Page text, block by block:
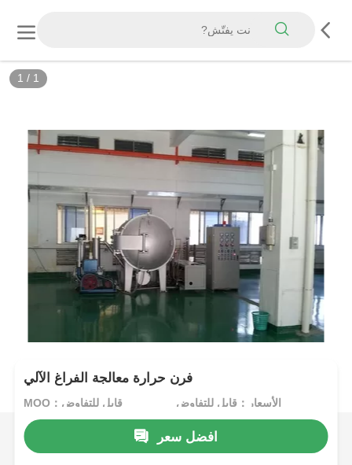
1 / 1
فرن حرارة معالجة الفراغ الآلي
MOQ：قابل للتفاوض الأسعار：قابل للتفاوض
افضل سعر